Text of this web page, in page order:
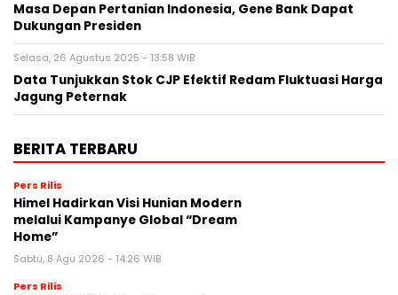
Masa Depan Pertanian Indonesia, Gene Bank Dapat
Dukungan Presiden
Selasa, 26 Agustus 2025 - 13:58 WIB
Data Tunjukkan Stok CJP Efektif Redam Fluktuasi Harga
Jagung Peternak
BERITA TERBARU
Pers Rilis
Himel Hadirkan Visi Hunian Modern
melalui Kampanye Global “Dream
Home”
Sabtu, 8 Agu 2026 - 14:26 WIB
Pers Rilis